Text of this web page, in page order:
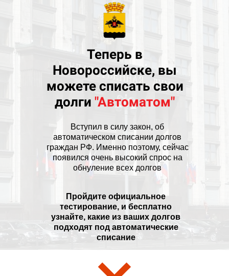
Теперь в
Новороссийске, вы
можете списать свои
долги "Автоматом"
Вступил в силу закон, об
автоматическом списании долгов
граждан РФ. Именно поэтому, сейчас
появился очень высокий спрос на
обнуление всех долгов
Пройдите официальное
тестирование, и бесплатно
узнайте, какие из ваших долгов
подходят под автоматические
списание